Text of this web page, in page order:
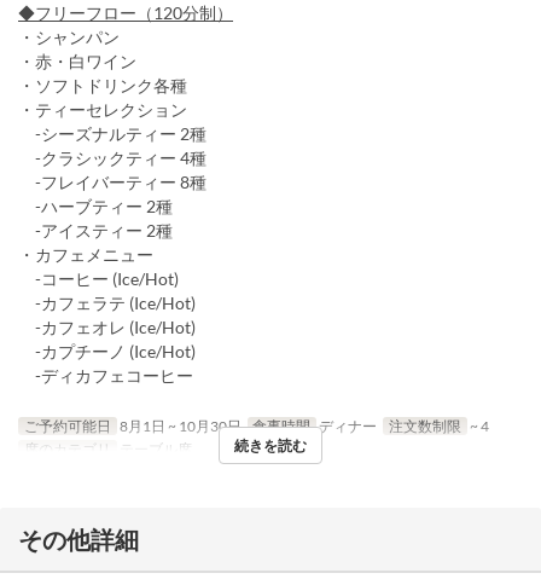
◆フリーフロー（120分制）
・シャンパン
・赤・白ワイン
・ソフトドリンク各種
・ティーセレクション
-シーズナルティー 2種
-クラシックティー 4種
-フレイバーティー 8種
-ハーブティー 2種
-アイスティー 2種
・カフェメニュー
-コーヒー (Ice/Hot)
-カフェラテ (Ice/Hot)
-カフェオレ (Ice/Hot)
-カプチーノ (Ice/Hot)
-ディカフェコーヒー
ご予約可能日 8月1日 ~ 10月30日 食事時間 ディナー 注文数制限 ~ 4
席のカテゴリ
テーブル席 続きを読む
その他詳細